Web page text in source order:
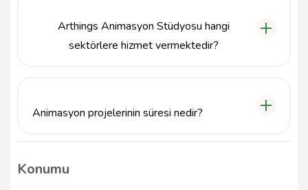
Arthings Animasyon Stüdyosu hangi
sektörlere hizmet vermektedir?
Animasyon projelerinin süresi nedir?
Animasyon projelerinin süresi, projeye özgü
göstermektedir. Detaylı bilgi için Arthings
Konumu